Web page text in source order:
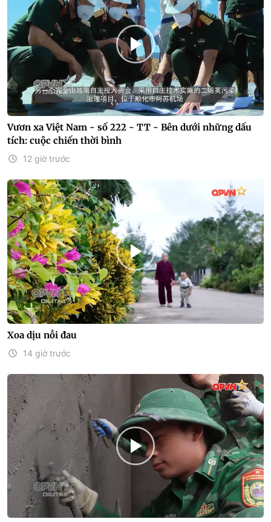
Vươn xa Việt Nam - số 222 - TT - Bên dưới những dấu
tích: cuộc chiến thời bình
12 giờ trước
Xoa dịu nỗi đau
14 giờ trước